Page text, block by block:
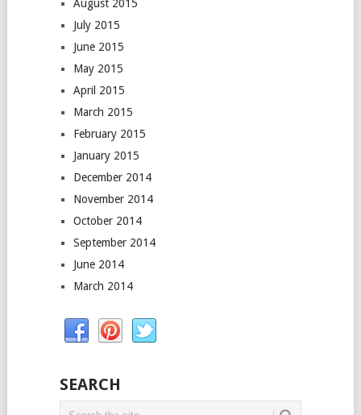
August 2015
July 2015
June 2015
May 2015
April 2015
March 2015
February 2015
January 2015
December 2014
November 2014
October 2014
September 2014
June 2014
March 2014
SEARCH